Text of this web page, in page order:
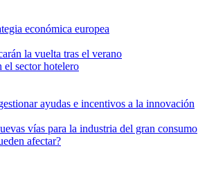
económica europea
la vuelta tras el verano
el sector hotelero
ayudas e incentivos a la innovación
vías para la industria del gran consumo
afectar?